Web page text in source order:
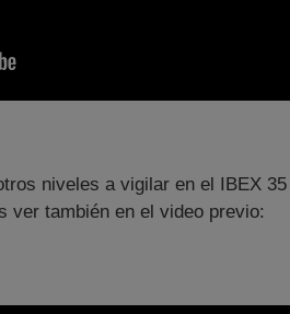
niveles a vigilar en el IBEX
ver también en el video previo: